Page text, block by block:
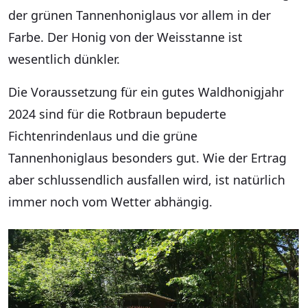
der grünen Tannenhoniglaus vor allem in der
Farbe. Der Honig von der Weisstanne ist
wesentlich dünkler.
Die Voraussetzung für ein gutes Waldhonigjahr
2024 sind für die Rotbraun bepuderte
Fichtenrindenlaus und die grüne
Tannenhoniglaus besonders gut. Wie der Ertrag
aber schlussendlich ausfallen wird, ist natürlich
immer noch vom Wetter abhängig.